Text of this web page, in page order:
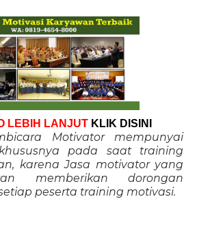
LEBIH LANJUT KLIK DISINI
Motivator mempunyai
pada saat training
karena Jasa motivator yang
memberikan dorongan
peserta training motivasi.